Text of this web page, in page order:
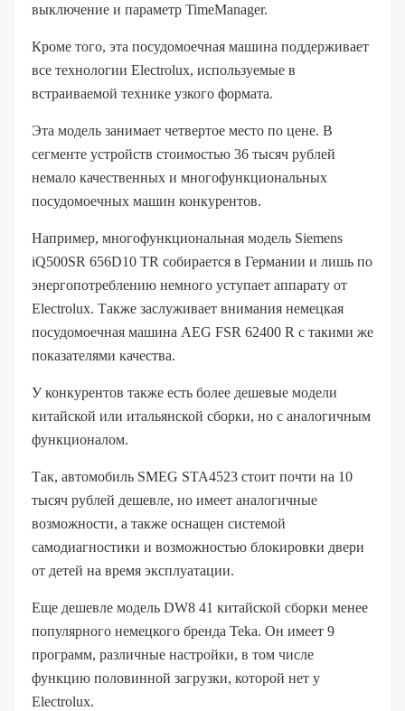
выключение и параметр TimeManager.
Кроме того, эта посудомоечная машина поддерживает
все технологии Electrolux, используемые в
встраиваемой технике узкого формата.
Эта модель занимает четвертое место по цене. В
сегменте устройств стоимостью 36 тысяч рублей
немало качественных и многофункциональных
посудомоечных машин конкурентов.
Например, многофункциональная модель Siemens
iQ500SR 656D10 TR собирается в Германии и лишь по
энергопотреблению немного уступает аппарату от
Electrolux. Также заслуживает внимания немецкая
посудомоечная машина AEG FSR 62400 R с такими же
показателями качества.
У конкурентов также есть более дешевые модели
китайской или итальянской сборки, но с аналогичным
функционалом.
Так, автомобиль SMEG STA4523 стоит почти на 10
тысяч рублей дешевле, но имеет аналогичные
возможности, а также оснащен системой
самодиагностики и возможностью блокировки двери
от детей на время эксплуатации.
Еще дешевле модель DW8 41 китайской сборки менее
популярного немецкого бренда Teka. Он имеет 9
программ, различные настройки, в том числе
функцию половинной загрузки, которой нет у
Electrolux.